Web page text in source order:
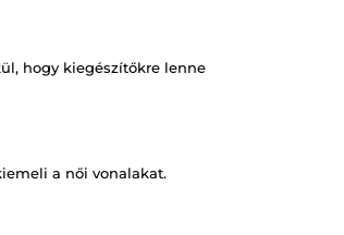
hogy kiegészítőkre lenne
a női vonalakat.